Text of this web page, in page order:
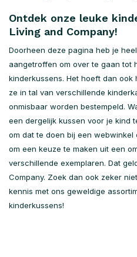
Ontdek onze leuke
Living and Company!
Doorheen deze pagina heb je
aangetroffen om over te gaan tot
kinderkussens. Het hoeft dan
ze in tal van verschillende
onmisbaar worden bestempeld.
een dergelijk kussen voor je kind
om dat te doen bij een
om een keuze te maken uit een
verschillende exemplaren. Dat
Company. Zoek dan ook zeker
kennis met ons geweldige
kinderkussens!